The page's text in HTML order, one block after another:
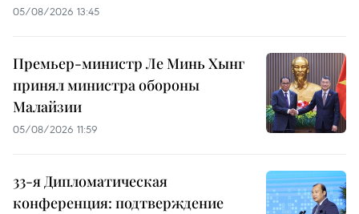
05/08/2026 13:45
Премьер-министр Ле Минь Хынг
принял министра обороны
Малайзии
05/08/2026 11:59
33-я Дипломатическая
конференция: подтверждение